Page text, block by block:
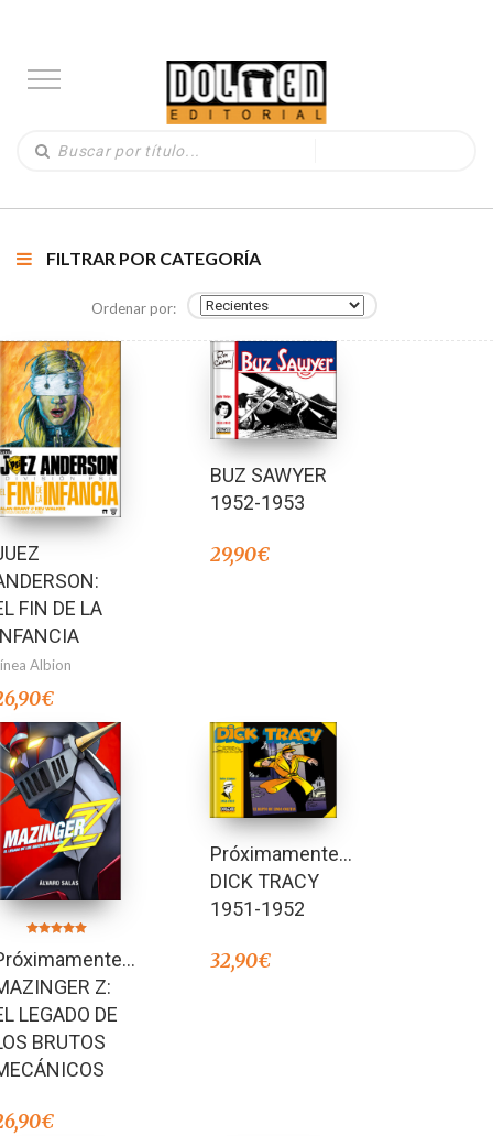
FILTRAR POR CATEGORÍA
Ordenar por:
FIN DE LA
Albion
€
BUZ SAWYER
1952-1953
29,90€
5.00
de 5
Z:
LEGADO DE
BRUTOS
€
Próximamente…
DICK TRACY
1951-1952
32,90€